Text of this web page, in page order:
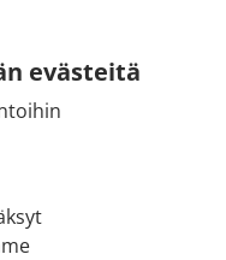
evästeitä